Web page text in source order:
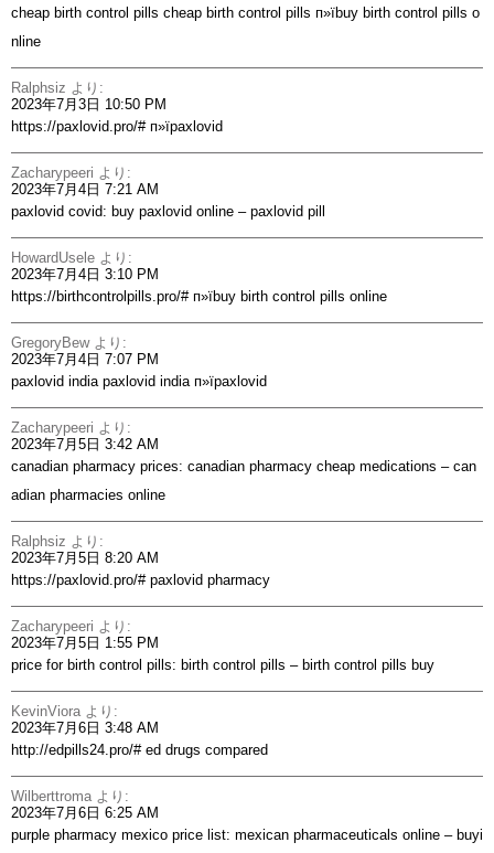
cheap birth control pills cheap birth control pills п»їbuy birth control pills o
nline
Ralphsiz より:
2023年7月3日 10:50 PM
https://paxlovid.pro/#п»їpaxlovid
Zacharypeeri より:
2023年7月4日 7:21 AM
paxlovid covid: buy paxlovid online – paxlovid pill
HowardUsele より:
2023年7月4日 3:10 PM
https://birthcontrolpills.pro/#п»їbuy birth control pills online
GregoryBew より:
2023年7月4日 7:07 PM
paxlovid india paxlovid india п»їpaxlovid
Zacharypeeri より:
2023年7月5日 3:42 AM
canadian pharmacy prices: canadian pharmacy cheap medications – can
adian pharmacies online
Ralphsiz より:
2023年7月5日 8:20 AM
https://paxlovid.pro/#paxlovid pharmacy
Zacharypeeri より:
2023年7月5日 1:55 PM
price for birth control pills: birth control pills – birth control pills buy
KevinViora より:
2023年7月6日 3:48 AM
http://edpills24.pro/#ed drugs compared
Wilberttroma より:
2023年7月6日 6:25 AM
purple pharmacy mexico price list: mexican pharmaceuticals online – buyi